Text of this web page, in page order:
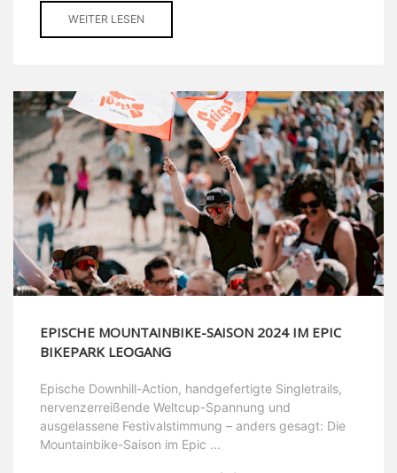
WEITER LESEN
EPISCHE MOUNTAINBIKE-SAISON 2024 IM EPIC
BIKEPARK LEOGANG
Epische Downhill-Action, handgefertigte Singletrails,
nervenzerreißende Weltcup-Spannung und
ausgelassene Festivalstimmung – anders gesagt: Die
Mountainbike-Saison im Epic ...